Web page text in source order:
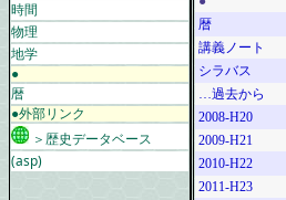
時間
物理
地学
●
暦
●外部リンク
＞歴史データベース
(asp)
暦
講義ノート
シラバス
…過去から
2008-H20
2009-H21
2010-H22
2011-H23